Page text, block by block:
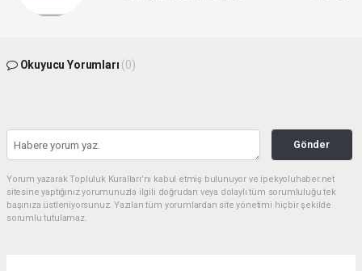
Okuyucu Yorumları (0)
Gönder
Yorum yazarak Topluluk Kuralları’nı kabul etmiş bulunuyor ve ipekyoluhaber.net
sitesine yaptığınız yorumunuzla ilgili doğrudan veya dolaylı tüm sorumluluğu tek
başınıza üstleniyorsunuz. Yazılan tüm yorumlardan site yönetimi hiçbir şekilde
sorumlu tutulamaz.